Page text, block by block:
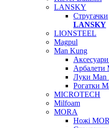
LANSKY
Стругачки
LANSKY
LIONSTEEL
Magpul
Man Kung
Арбалети
Луки Man
Рогатки
MICROTECH
Milfoam
MORA
Ножі